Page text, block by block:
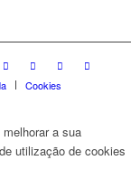
Cookies
a sua
utilização de cookies